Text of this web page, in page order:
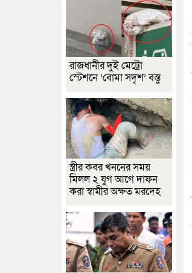
রাজধানীর দুই মেট্রো
স্টেশনে ‘বোমা সদৃশ’ বস্তু
স্ত্রীর কবর খননের সময়
মিলল ২ যুগ আগে দাফন
করা স্বামীর অক্ষত মরদেহ